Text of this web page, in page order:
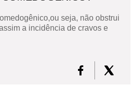
seja, não obstrui
a incidência de cravos e